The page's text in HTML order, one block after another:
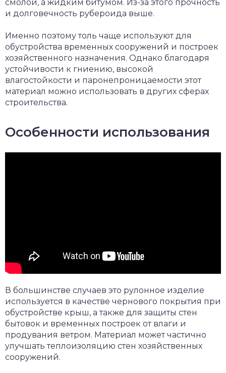
смолой, а жидким битумом. Из-за этого прочность
и долговечность рубероида выше.
Именно поэтому толь чаще используют для
обустройства временных сооружений и построек
хозяйственного назначения. Однако благодаря
устойчивости к гниению, высокой
влагостойкости и паронепроницаемости этот
материал можно использовать в других сферах
строительства.
Особенности использования
В большинстве случаев это рулонное изделие
используется в качестве чернового покрытия при
обустройстве крыш, а также для защиты стен
бытовок и временных построек от влаги и
продувания ветром. Материал может частично
улучшать теплоизоляцию стен хозяйственных
сооружений.